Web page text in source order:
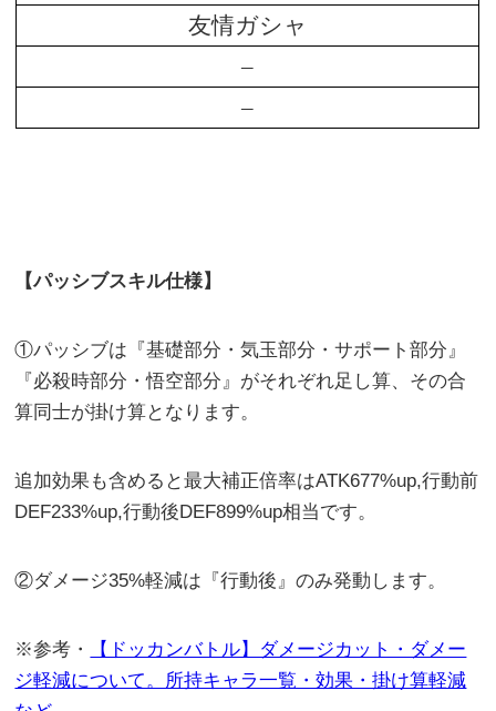
友情ガシャ
–
–
【パッシブスキル仕様】
①パッシブは『基礎部分・気玉部分・サポート部分』
『必殺時部分・悟空部分』がそれぞれ足し算、その合
算同士が掛け算となります。
追加効果も含めると最大補正倍率はATK677%up,行動前
DEF233%up,行動後DEF899%up相当です。
②ダメージ35%軽減は『行動後』のみ発動します。
※参考・
【ドッカンバトル】ダメージカット・ダメー
ジ軽減について。所持キャラ一覧・効果・掛け算軽減